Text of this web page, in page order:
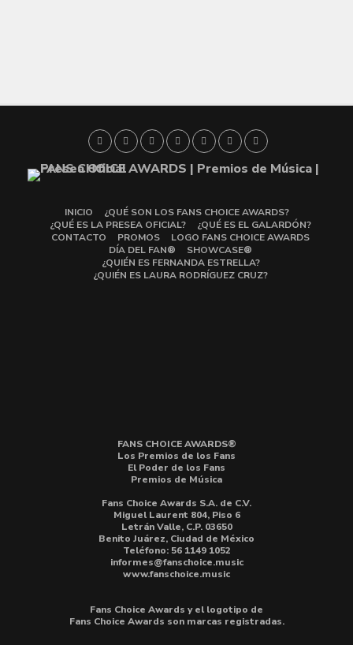
INICIO
¿QUÉ SON LOS FANS CHOICE AWARDS?
¿QUÉ ES LA PRESEA OFICIAL?
¿QUÉ ES EL GALARDÓN?
CONTACTO
PROMOS
LOGO FANS CHOICE AWARDS
DÍA DEL FAN®
SHOWCASE®
¿QUIÉN ES FERNANDA ESTRELLA?
¿QUIÉN ES LAURA RODRÍGUEZ CRUZ?
FANS CHOICE AWARDS®
Los Premios de los Fans
El Poder de los Fans
Premios de Música
Fans Choice Awards S.A. de C.V.
Miguel Laurent 804, Piso 6
Letrán Valle, C.P. 03650
Benito Juárez, Ciudad de México
Teléfono: 56 1149 1052
informes@fanschoice.music
www.fanschoice.music
Fans Choice Awards y el logotipo de
Fans Choice Awards son marcas registradas.